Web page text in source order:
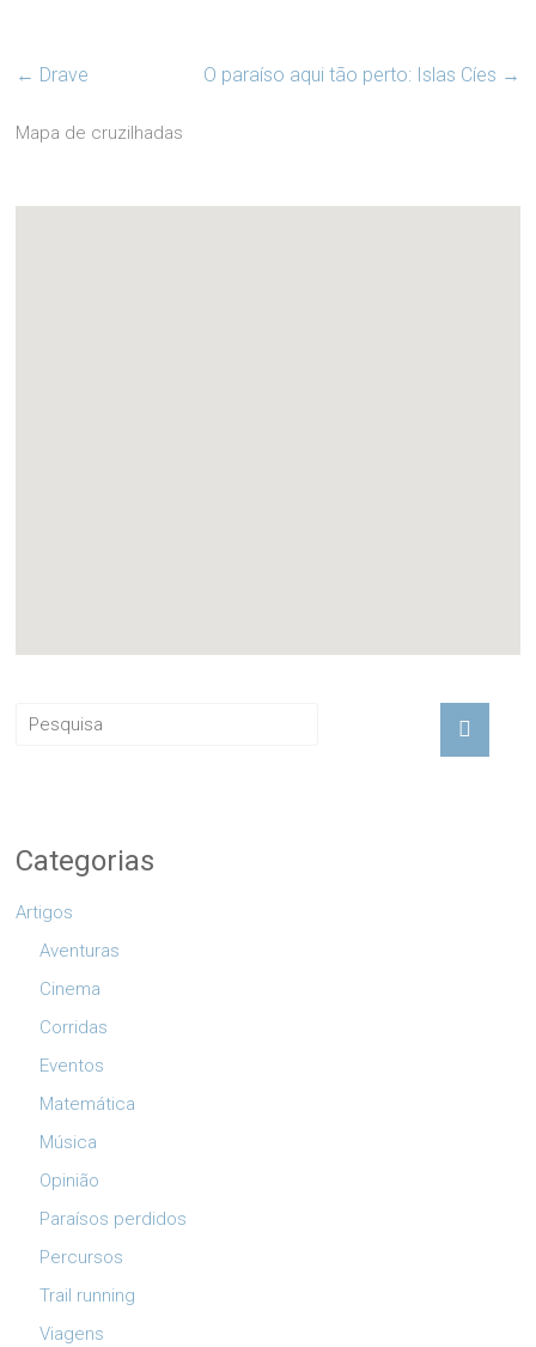
← Drave O paraíso aqui tão perto: Islas Cíes →
Mapa de cruzilhadas
Categorias
Artigos
Aventuras
Cinema
Corridas
Eventos
Matemática
Música
Opinião
Paraísos perdidos
Percursos
Trail running
Viagens